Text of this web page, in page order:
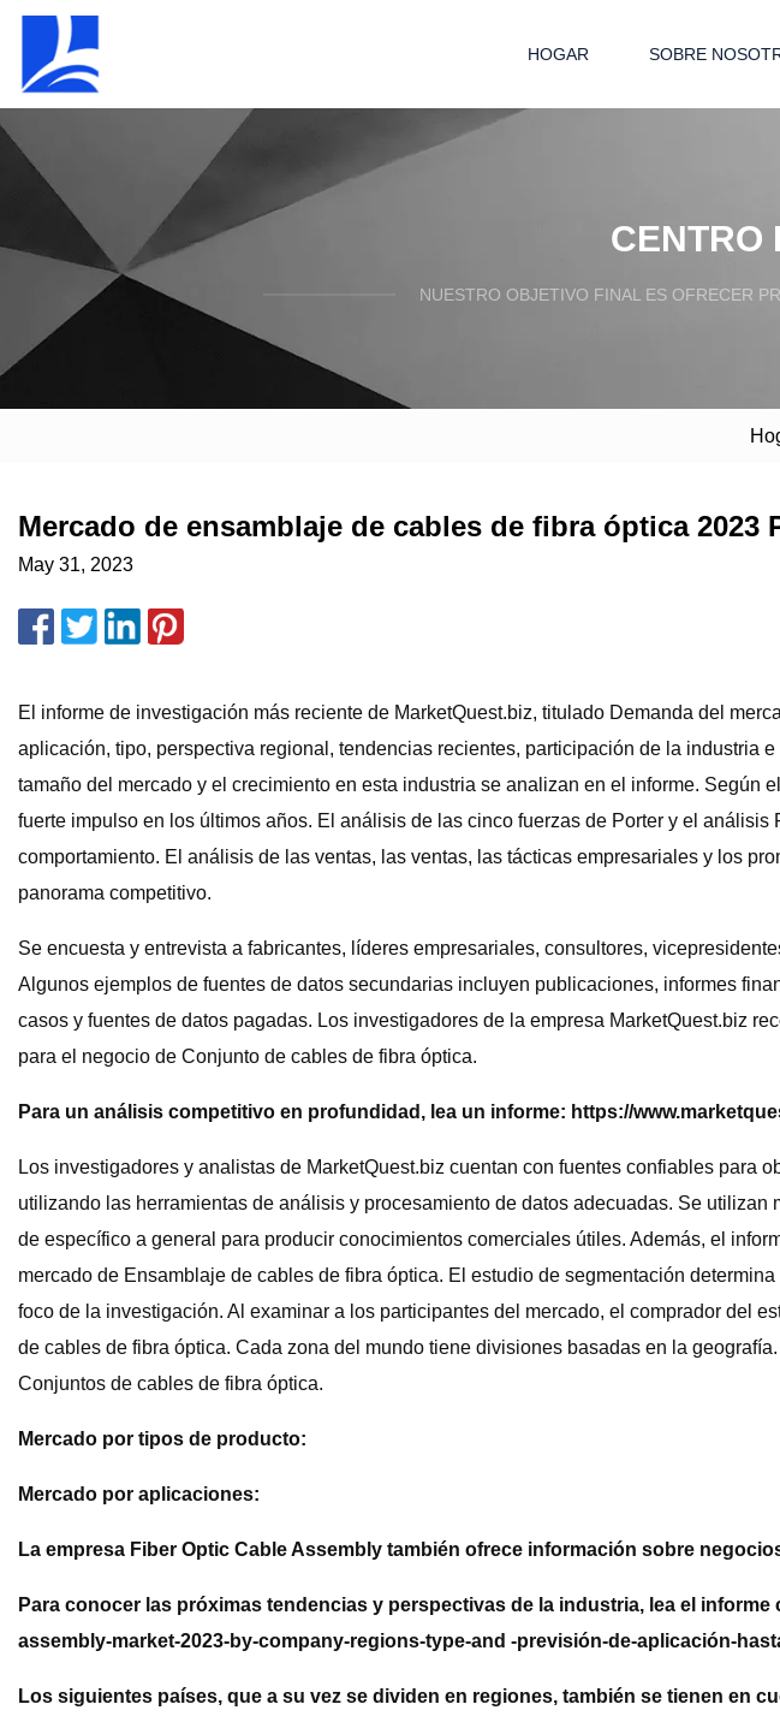
HOGAR SOBRE
CENTRO
NUESTRO OBJETIVO FINAL ES OFRECER
Mercado de ensamblaje de cables de fibra óptica 2023
May 31, 2023
El informe de investigación más reciente de MarketQuest.biz, titulado Demanda del
aplicación, tipo, perspectiva regional, tendencias recientes, participación de la industria
tamaño del mercado y el crecimiento en esta industria se analizan en el informe.
fuerte impulso en los últimos años. El análisis de las cinco fuerzas de Porter y el
comportamiento. El análisis de las ventas, las ventas, las tácticas empresariales y los
panorama competitivo.
Se encuesta y entrevista a fabricantes, líderes empresariales, consultores,
Algunos ejemplos de fuentes de datos secundarias incluyen publicaciones, informes
casos y fuentes de datos pagadas. Los investigadores de la empresa MarketQuest.biz
para el negocio de Conjunto de cables de fibra óptica.
Para un análisis competitivo en profundidad, lea un informe: https://
Los investigadores y analistas de MarketQuest.biz cuentan con fuentes confiables para
utilizando las herramientas de análisis y procesamiento de datos adecuadas. Se
de específico a general para producir conocimientos comerciales útiles. Además, el
mercado de Ensamblaje de cables de fibra óptica. El estudio de segmentación
foco de la investigación. Al examinar a los participantes del mercado, el comprador del
de cables de fibra óptica. Cada zona del mundo tiene divisiones basadas en la
Conjuntos de cables de fibra óptica.
Mercado por tipos de producto:
Mercado por aplicaciones:
La empresa Fiber Optic Cable Assembly también ofrece información sobre
Para conocer las próximas tendencias y perspectivas de la industria, lea el
assembly-market-2023-by-company-regions-type-and -previsión-de-aplicación-
Los siguientes países, que a su vez se dividen en regiones, también se tienen en